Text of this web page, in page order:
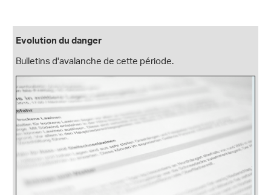
Evolution du danger
Bulletins d'avalanche de cette période.